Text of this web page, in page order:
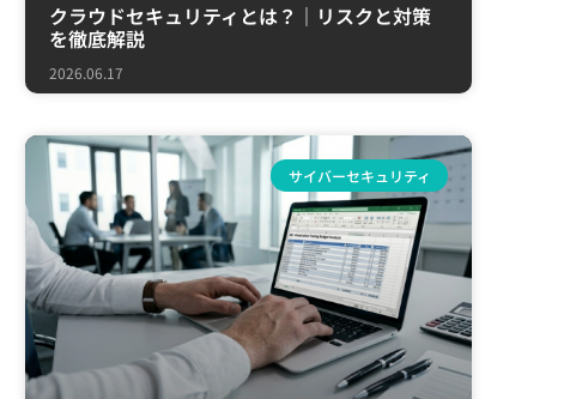
クラウドセキュリティとは？｜リスクと対策
を徹底解説
2026.06.17
サイバーセキュリティ